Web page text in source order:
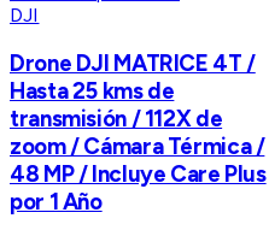
DJI
Drone DJI MATRICE 4T /
Hasta 25 kms de
transmisión / 112X de
zoom / Cámara Térmica /
48 MP / Incluye Care Plus
por 1 Año